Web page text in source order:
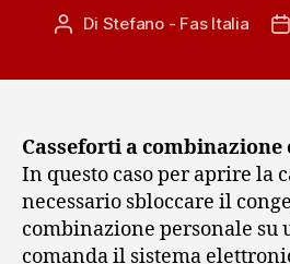
Autore
Di Stefano - Fas Italia
Casseforti a
In questo caso per aprire la
necessario sbloccare il
combinazione personale su
comanda il sistema